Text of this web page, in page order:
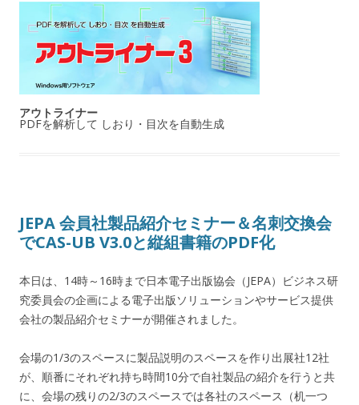
アウトライナー
PDFを解析して しおり・目次を自動生成
JEPA 会員社製品紹介セミナー＆名刺交換会
でCAS-UB V3.0と縦組書籍のPDF化
本日は、14時～16時まで日本電子出版協会（JEPA）ビジネス研
究委員会の企画による電子出版ソリューションやサービス提供
会社の製品紹介セミナーが開催されました。
会場の1/3のスペースに製品説明のスペースを作り出展社12社
が、順番にそれぞれ持ち時間10分で自社製品の紹介を行うと共
に、会場の残りの2/3のスペースでは各社のスペース（机一つ